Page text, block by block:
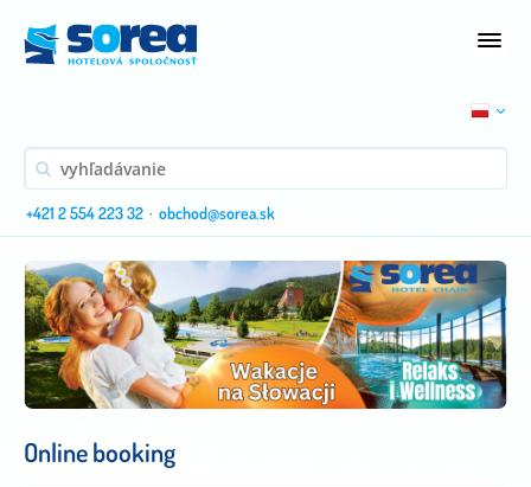
+421 2 554 223 32 · obchod@sorea.sk
Online booking